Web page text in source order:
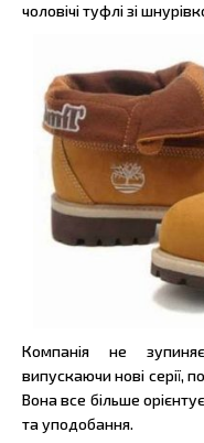
чоловічі туфлі зі
Компанія не
випускаючи нові серії,
Вона все більше
та уподобання.